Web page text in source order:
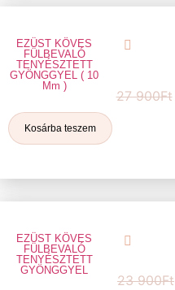
EZÜST KÖVES
FÜLBEVALÓ
TENYÉSZTETT
GYÖNGGYEL ( 10
Mm )
27 900Ft
Kosárba teszem
EZÜST KÖVES
FÜLBEVALÓ
TENYÉSZTETT
GYÖNGGYEL
23 900Ft